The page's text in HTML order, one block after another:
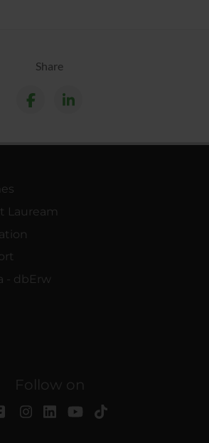
Share
Lauream
- dbErw
Follow on